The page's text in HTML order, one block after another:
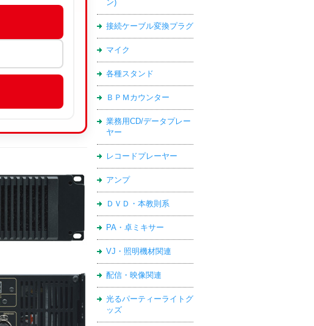
ン)
接続ケーブル変換プラグ
マイク
各種スタンド
ＢＰＭカウンター
業務用CD/データプレー
ヤー
レコードプレーヤー
アンプ
ＤＶＤ・本教則系
PA・卓ミキサー
VJ・照明機材関連
配信・映像関連
光るパーティーライトグ
ッズ